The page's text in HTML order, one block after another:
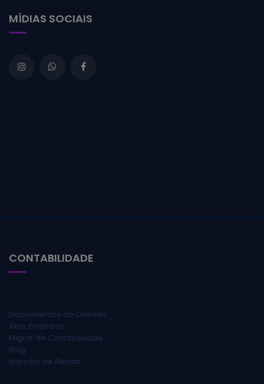
MÍDIAS SOCIAIS
CONTABILIDADE
Depoimentos de Clientes
Abrir Empresa
Migrar de Contabilidade
Blog
Imposto de Renda